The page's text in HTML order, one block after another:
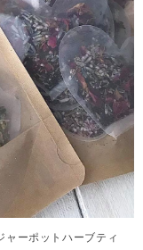
ーポットハーブティ